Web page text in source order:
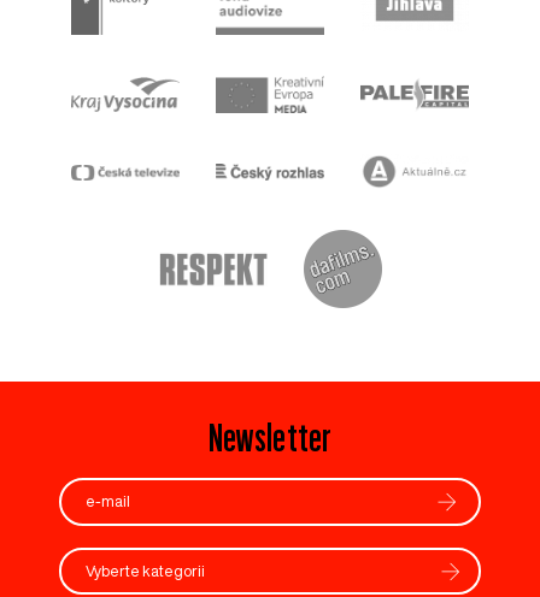
Newsletter
Vyberte kategorii